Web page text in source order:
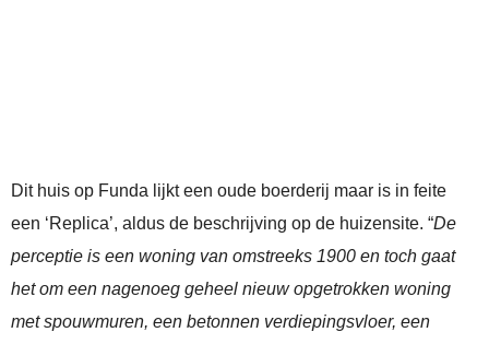
Dit huis op Funda lijkt een oude boerderij maar is in feite
een ‘Replica’, aldus de beschrijving op de huizensite. “De
perceptie is een woning van omstreeks 1900 en toch gaat
het om een nagenoeg geheel nieuw opgetrokken woning
met spouwmuren, een betonnen verdiepingsvloer, een